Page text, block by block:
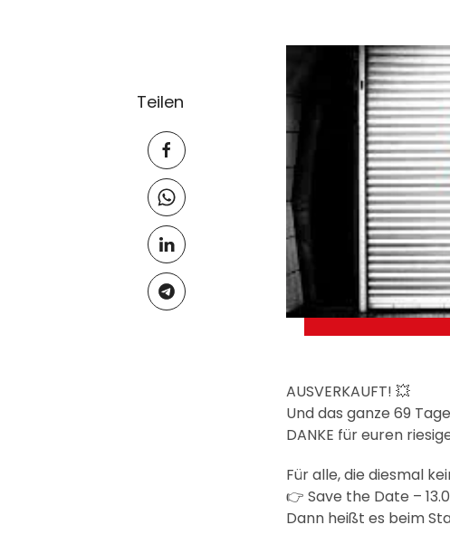
Teilen
AUSVERKAUFT! 💥
Und das ganze 69
DANKE für euren
Für alle, die diesmal
👉 Save the Date –
Dann heißt es beim